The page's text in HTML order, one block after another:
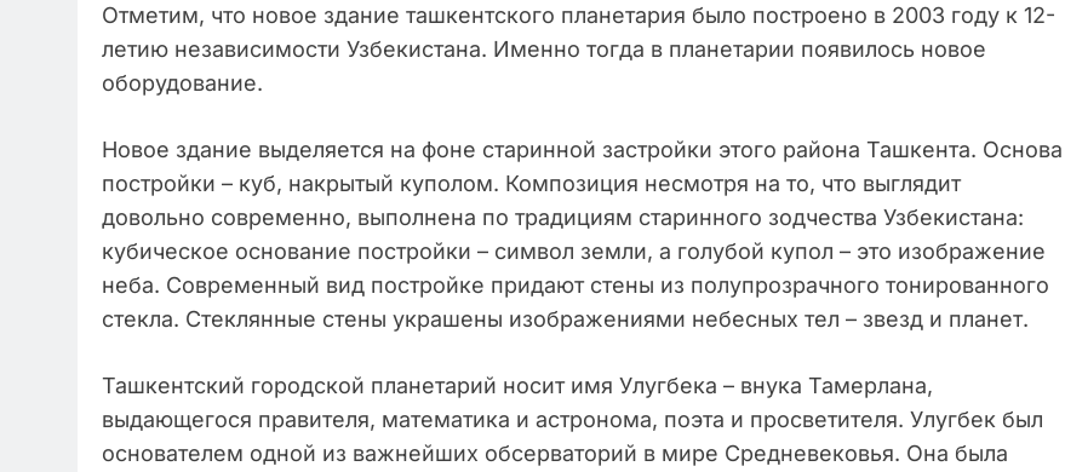
Отметим, что новое здание ташкентского планетария было построено в 2003 году к 12-
летию независимости Узбекистана. Именно тогда в планетарии появилось новое
оборудование.
Новое здание выделяется на фоне старинной застройки этого района Ташкента. Основа
постройки – куб, накрытый куполом. Композиция несмотря на то, что выглядит
довольно современно, выполнена по традициям старинного зодчества Узбекистана:
кубическое основание постройки – символ земли, а голубой купол – это изображение
неба. Современный вид постройке придают стены из полупрозрачного тонированного
стекла. Стеклянные стены украшены изображениями небесных тел – звезд и планет.
Ташкентский городской планетарий носит имя Улугбека – внука Тамерлана,
выдающегося правителя, математика и астронома, поэта и просветителя. Улугбек был
основателем одной из важнейших обсерваторий в мире Средневековья. Она была